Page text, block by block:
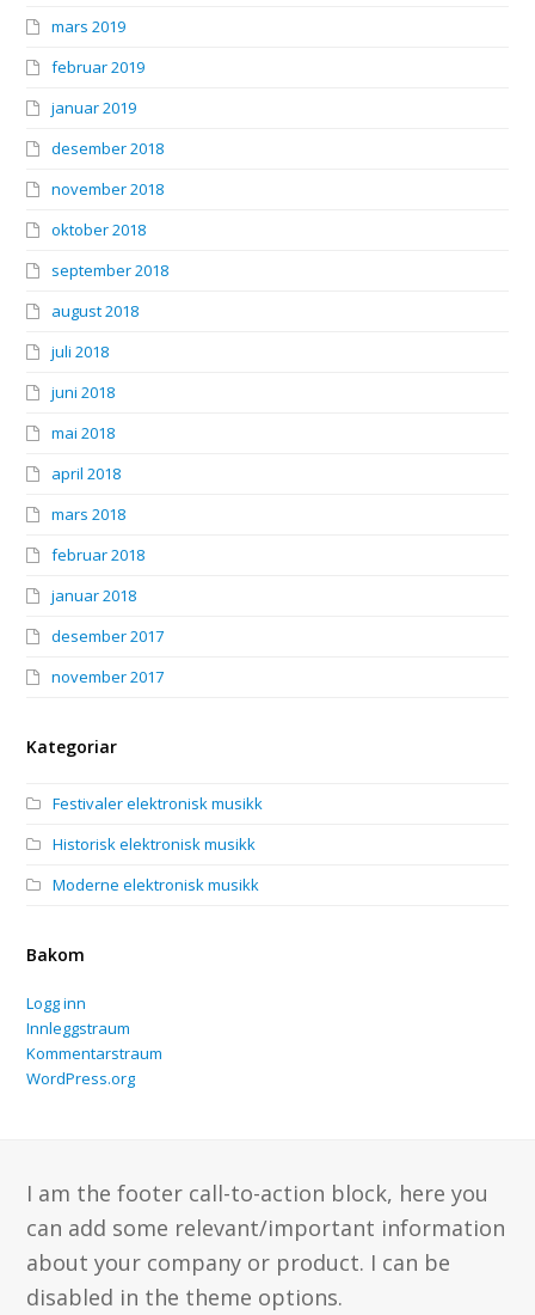
mars 2019
februar 2019
januar 2019
desember 2018
november 2018
oktober 2018
september 2018
august 2018
juli 2018
juni 2018
mai 2018
april 2018
mars 2018
februar 2018
januar 2018
desember 2017
november 2017
Kategoriar
Festivaler elektronisk musikk
Historisk elektronisk musikk
Moderne elektronisk musikk
Bakom
Logg inn
Innleggstraum
Kommentarstraum
WordPress.org
I am the footer call-to-action block, here you
can add some relevant/important information
about your company or product. I can be
disabled in the theme options.